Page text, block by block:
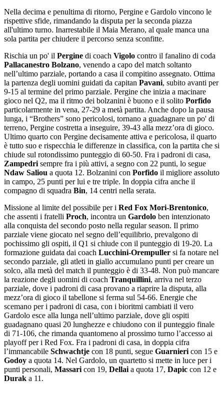
Nella decima e penultima di ritorno, Pergine e Gardolo vincono le
rispettive sfide, rimandando la disputa per la seconda piazza
all'ultimo turno. Inarrestabile il Maia Merano, al quale manca una
sola partita per chiudere il percorso senza sconfitte.
Rischia un po' il Pergine di coach Vigolo contro il fanalino di coda
Pallacanestro Bolzano, venendo a capo del match soltanto
nell’ultimo parziale, portando a casa il compitino assegnato. Ottima
la partenza degli uomini guidati da capitan Pavani, subito avanti per
9-15 al termine del primo parziale. Pergine che inizia a macinare
gioco nel Q2, ma il ritmo dei bolzanini è buono e il solito Porfido
particolarmente in vena, 27-29 a metà partita. Anche dopo la pausa
lunga, i “Brothers” sono pericolosi, tornano a guadagnare un po' di
terreno, Pergine costretta a inseguire, 39-43 alla mezz’ora di gioco.
Ultimo quarto con Pergine decisamente attiva e pericolosa, il quarto
è tutto suo e rispecchia le differenze in classifica, con la partita che si
chiude sul rotondissimo punteggio di 60-50. Fra i padroni di casa,
Zampedri sempre fra i più attivi, a segno con 22 punti, lo segue
Ndaw Saliou a quota 12. Bolzanini con Porfido il migliore assoluto
in campo, 25 punti per lui e tre triple. In doppia cifra anche il
compagno di squadra Bin, 14 centri nella serata.
Missione al limite del possibile per i Red Fox Mori-Brentonico,
che assenti i fratelli Proch, incontra un Gardolo ben intenzionato
alla conquista del secondo posto nella regular season. Il primo
parziale viene giocato nel segno dell’equilibrio, prevalgono di
pochissimo gli ospiti, il Q1 si chiude con il punteggio di 19-20. La
formazione guidata dai coach Lucchini-Orempuller si fa notare nel
secondo parziale, gli atleti in giallo accumulano punti per creare un
solco, alla metà del match il punteggio è di 33-48. Non può mancare
la reazione degli uomini di coach Tranquillini, arriva nel terzo
parziale, dove i padroni di casa provano a riaprire la disputa, alla
mezz’ora di gioco il tabellone si ferma sul 54-66. Energie che
scemano per i padroni di casa, con i bioritmi cambiati il vero
Gardolo esce alla lunga nell’ultimo parziale, dove gli ospiti
guadagnano quasi 20 lunghezze e chiudono con il punteggio finale
di 71-106, che rimanda quantomeno al prossimo turno l’accesso ai
playoff per i Red Fox. Fra i padroni di casa, in doppia cifra
l’immancabile Schwachtje con 18 punti, segue Guarnieri con 15 e
Godoy a quota 14. Nel Gardolo, un quartetto si mette in luce per i
punti personali, Massari con 19, Dellai a quota 17, Dapic con 12 e
Durak a 11.